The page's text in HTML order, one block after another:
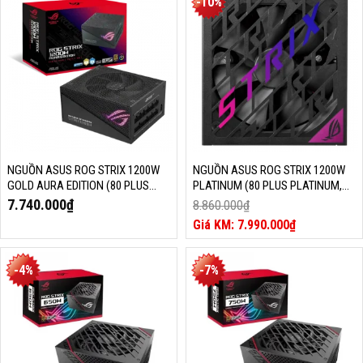
7.190.000₫.
là:
7.290.000₫.
NGUỒN ASUS ROG STRIX 1200W
GOLD AURA EDITION (80 PLUS
7.740.000₫
NGUỒN ASUS ROG STRIX 1200W
PLATINUM (80 PLUS PLATINUM,
ATX 3.1, PCIE 5.1)
8.860.000₫
Giá
gốc
là:
8.860.000₫.
7.990.000₫
Giá
hiện
tại
là:
7.990.000₫.
-4% -7%